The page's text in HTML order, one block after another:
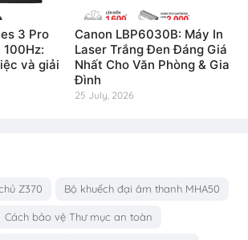
3 Pro
và giải
Canon LBP6030B: Máy In
Laser Trắng Đen Đáng Giá
Nhất Cho Văn Phòng & Gia
Đình
25 July, 2026
Z370 Bộ khuếch đại âm thanh MHA50
Cách bảo vệ Thư mục an toàn